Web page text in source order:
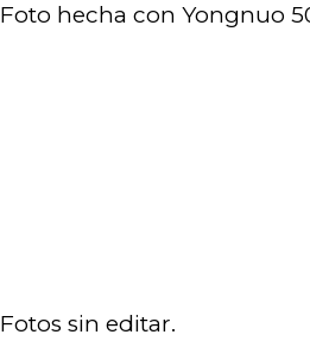
Foto hecha con Yongnuo
Fotos sin editar.